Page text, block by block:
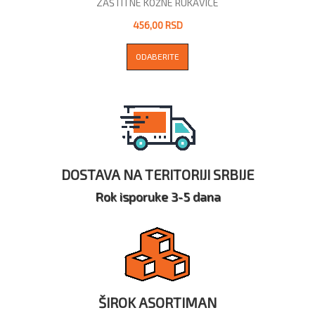
456,00 RSD
ODABERITE
DOSTAVA NA TERITORIJI SRBIJE
Rok isporuke 3-5 dana
ŠIROK ASORTIMAN